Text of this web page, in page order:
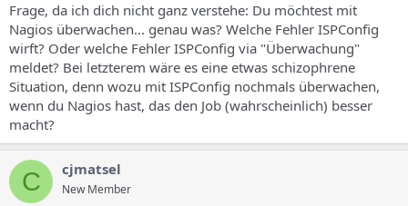
Frage, da ich dich nicht ganz verstehe: Du möchtest mit
Nagios überwachen... genau was? Welche Fehler ISPConfig
wirft? Oder welche Fehler ISPConfig via "Überwachung"
meldet? Bei letzterem wäre es eine etwas schizophrene
Situation, denn wozu mit ISPConfig nochmals überwachen,
wenn du Nagios hast, das den Job (wahrscheinlich) besser
macht?
C cjmatsel
New Member